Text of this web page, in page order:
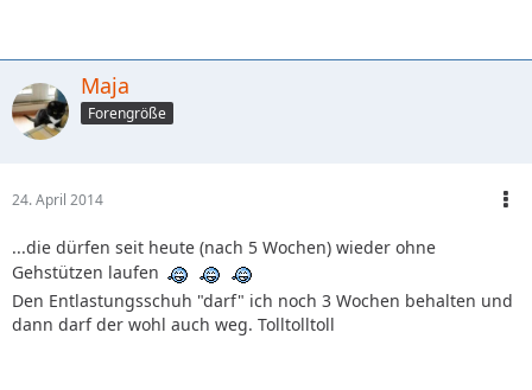
Maja
Forengröße
24. April 2014
...die dürfen seit heute (nach 5 Wochen) wieder ohne
Gehstützen laufen
Den Entlastungsschuh "darf" ich noch 3 Wochen behalten und
dann darf der wohl auch weg. Tolltolltoll